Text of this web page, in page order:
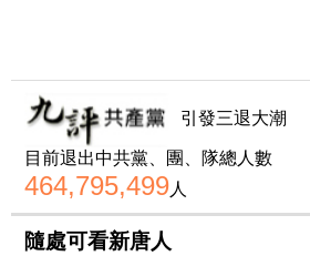
引發三退大潮
目前退出中共黨、團、隊總人數
464,795,499人
隨處可看新唐人